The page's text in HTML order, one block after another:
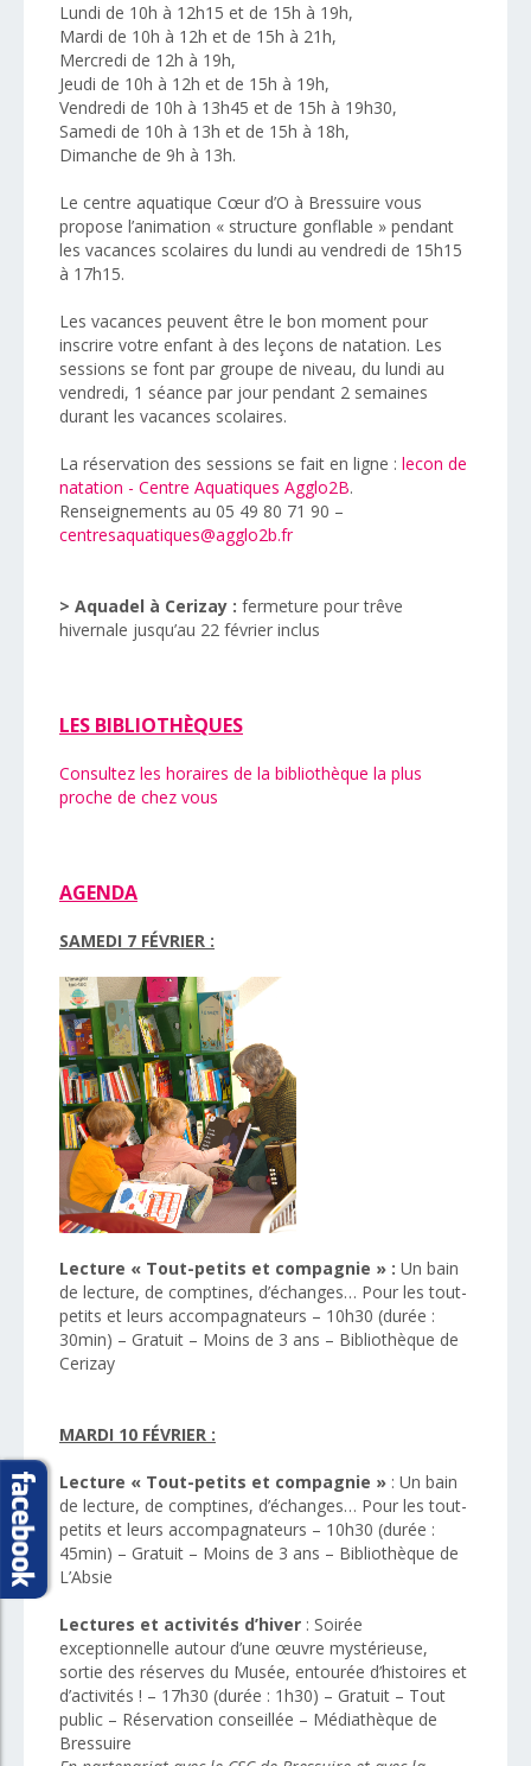
Lundi de 10h à 12h15 et de 15h à 19h,
Mardi de 10h à 12h et de 15h à 21h,
Mercredi de 12h à 19h,
Jeudi de 10h à 12h et de 15h à 19h,
Vendredi de 10h à 13h45 et de 15h à 19h30,
Samedi de 10h à 13h et de 15h à 18h,
Dimanche de 9h à 13h.
Le centre aquatique Cœur d’O à Bressuire vous
propose l’animation « structure gonflable » pendant
les vacances scolaires du lundi au vendredi de 15h15
à 17h15.
Les vacances peuvent être le bon moment pour
inscrire votre enfant à des leçons de natation. Les
sessions se font par groupe de niveau, du lundi au
vendredi, 1 séance par jour pendant 2 semaines
durant les vacances scolaires.
La réservation des sessions se fait en ligne : lecon de
natation - Centre Aquatiques Agglo2B.
Renseignements au 05 49 80 71 90 –
centresaquatiques@agglo2b.fr
> Aquadel à Cerizay : fermeture pour trêve
hivernale jusqu’au 22 février inclus
LES BIBLIOTHÈQUES
Consultez les horaires de la bibliothèque la plus
proche de chez vous
AGENDA
SAMEDI 7 FÉVRIER :
Lecture « Tout-petits et compagnie » : Un bain
de lecture, de comptines, d’échanges… Pour les tout-
petits et leurs accompagnateurs – 10h30 (durée :
30min) – Gratuit – Moins de 3 ans – Bibliothèque de
Cerizay
MARDI 10 FÉVRIER :
Lecture « Tout-petits et compagnie » : Un bain
de lecture, de comptines, d’échanges… Pour les tout-
petits et leurs accompagnateurs – 10h30 (durée :
45min) – Gratuit – Moins de 3 ans – Bibliothèque de
L’Absie
Lectures et activités d’hiver : Soirée
exceptionnelle autour d’une œuvre mystérieuse,
sortie des réserves du Musée, entourée d’histoires et
d’activités ! – 17h30 (durée : 1h30) – Gratuit – Tout
public – Réservation conseillée – Médiathèque de
Bressuire